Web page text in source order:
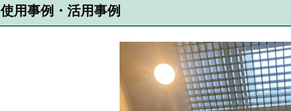
使用事例・活用事例